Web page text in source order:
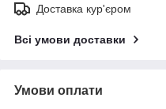
Доставка кур'єром
Всі умови доставки
Умови оплати